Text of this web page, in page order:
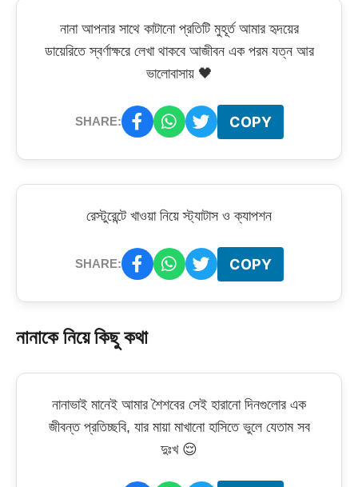
নানা আপনার সাথে কাটানো প্রতিটি মুহূর্ত আমার হৃদয়ের
ডায়েরিতে স্বর্ণাক্ষরে লেখা থাকবে আজীবন এক পরম যত্ন আর
ভালোবাসায় 🖤
SHARE: COPY
রেস্টুরেন্টে খাওয়া নিয়ে স্ট্যাটাস ও ক্যাপশন
SHARE: COPY
নানাকে নিয়ে কিছু কথা
নানাভাই মানেই আমার শৈশবের সেই হারানো দিনগুলোর এক
জীবন্ত প্রতিচ্ছবি, যার মায়া মাখানো হাসিতে ভুলে যেতাম সব
দুঃখ 😌